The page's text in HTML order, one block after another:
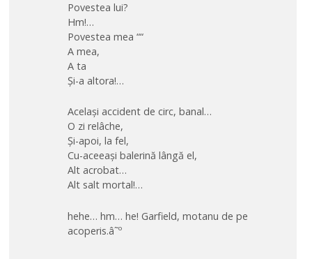
Povestea lui?
Hm!…
Povestea mea ““
A mea,
A ta
Și-a altora!…
Același accident de circ, banal…
O zi relâche,
Și-apoi, la fel,
Cu-aceeași balerină lângă el,
Alt acrobat…
Alt salt mortal!…
hehe… hm… he! Garfield, motanu de pe
acoperis.â˜º